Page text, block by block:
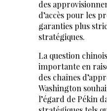
des
d’accès pour les
garanties plus
stratégiques.
La question
importante en
des chaînes
Washington
l’égard de Pékin